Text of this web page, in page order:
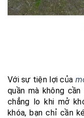
Với sự tiện lợi của
quần mà không
chẳng lo khi mở
khóa, bạn chỉ cần